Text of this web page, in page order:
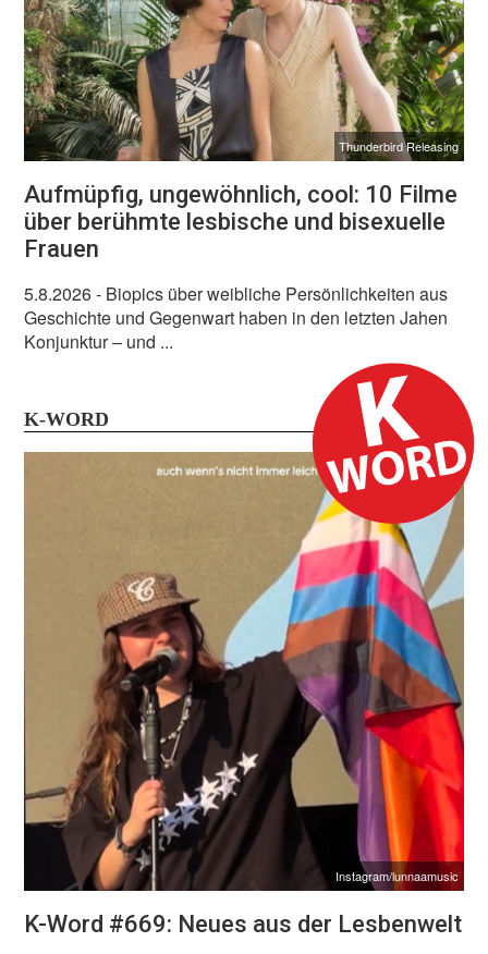
Thunderbird Releasing
Aufmüpfig, ungewöhnlich, cool: 10 Filme
über berühmte lesbische und bisexuelle
Frauen
5.8.2026- Biopics über weibliche Persönlichkeiten aus
Geschichte und Gegenwart haben in den letzten Jahen
Konjunktur – und ...
K-WORD
Instagram/lunnaamusic
K-Word #669: Neues aus der Lesbenwelt